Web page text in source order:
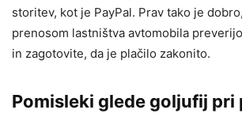
storitev, kot je PayPal. Prav tako je
prenosom lastništva avtomobila
in zagotovite, da je plačilo zakonito.
Pomisleki glede goljufij pri